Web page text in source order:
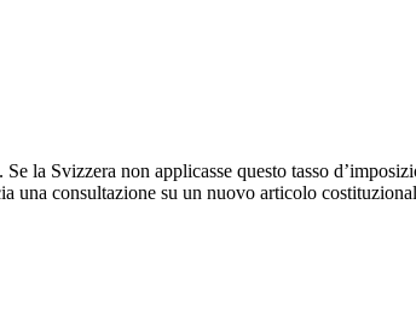
la Svizzera non applicasse questo tasso
consultazione su un nuovo articolo